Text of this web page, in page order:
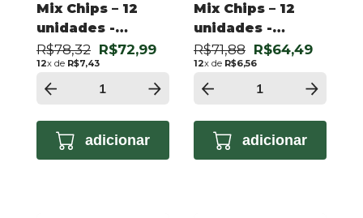
Mix Chips – 12
unidades -
Banana Agridoce,
Batata Doce e
Mandioca
R$78,32 R$72,99
12x de R$7,43
adicionar
Mix Chips – 12
unidades -
Banana Original,
Banana Agridoce
R$71,88 R$64,49
12x de R$6,56
adicionar